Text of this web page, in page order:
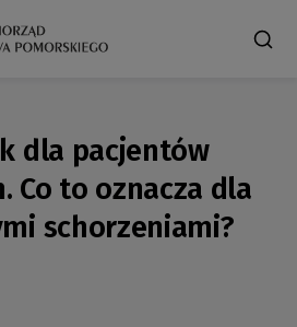
dla pacjentów
Co to oznacza dla
schorzeniami?